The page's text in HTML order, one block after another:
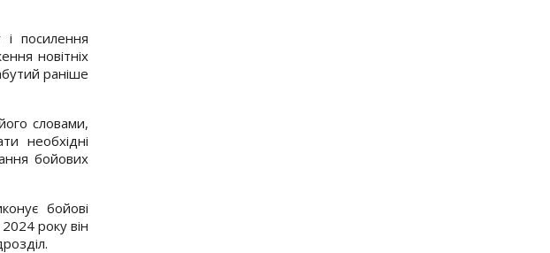
посилення
новітніх
раніше
словами,
необхідні
бойових
бойові
року він